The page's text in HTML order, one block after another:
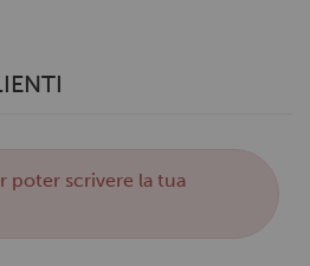
poter scrivere la tua